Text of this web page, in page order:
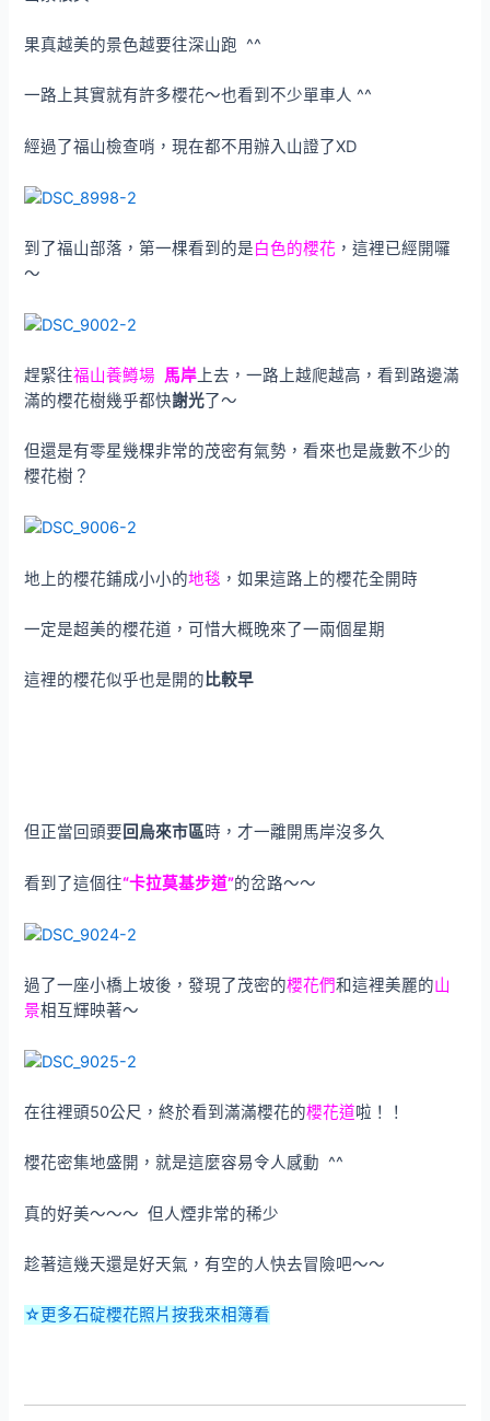
果真越美的景色越要往深山跑 ^^
一路上其實就有許多櫻花～也看到不少單車人 ^^
經過了福山檢查哨，現在都不用辦入山證了XD
到了福山部落，第一棵看到的是白色的櫻花 ，這裡已經開囉
～
趕緊往福山養鱒場 馬岸 上去，一路上越爬越高，看到路邊滿
滿的櫻花樹幾乎都快謝光了～
但還是有零星幾棵非常的茂密有氣勢，看來也是歲數不少的
櫻花樹？
地上的櫻花鋪成小小的地毯 ，如果這路上的櫻花全開時
一定是超美的櫻花道，可惜大概晚來了一兩個星期
這裡的櫻花似乎也是開的比較早
但正當回頭要 回烏來市區時，才一離開馬岸沒多久
看到了這個往“卡拉莫基步道”的岔路～～
過了一座小橋上坡後，發現了茂密的櫻花們和這裡美麗的山
景相互輝映著～
在往裡頭50公尺，終於看到滿滿櫻花的櫻花道啦！！
櫻花密集地盛開，就是這麼容易令人感動 ^^
真的好美～～～ 但人煙非常的稀少
趁著這幾天還是好天氣，有空的人快去冒險吧～～
☆更多石碇櫻花照片按我來相簿看